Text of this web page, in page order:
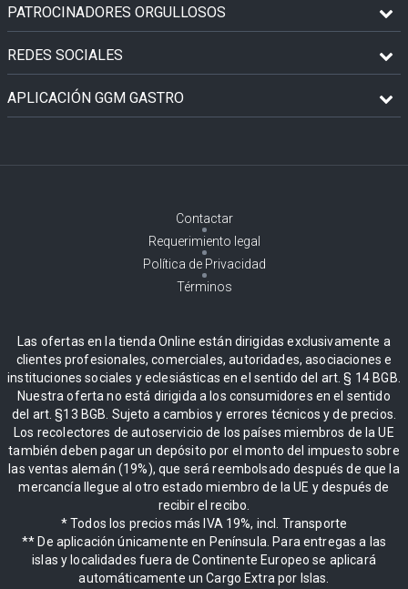
PATROCINADORES ORGULLOSOS
REDES SOCIALES
APLICACIÓN GGM GASTRO
Contactar
Requerimiento legal
Política de Privacidad
Términos
Las ofertas en la tienda Online están dirigidas exclusivamente a
clientes profesionales, comerciales, autoridades, asociaciones e
instituciones sociales y eclesiásticas en el sentido del art. § 14 BGB.
Nuestra oferta no está dirigida a los consumidores en el sentido
del art. §13 BGB. Sujeto a cambios y errores técnicos y de precios.
Los recolectores de autoservicio de los países miembros de la UE
también deben pagar un depósito por el monto del impuesto sobre
las ventas alemán (19%), que será reembolsado después de que la
mercancía llegue al otro estado miembro de la UE y después de
recibir el recibo.
* Todos los precios más IVA 19%, incl. Transporte
** De aplicación únicamente en Península. Para entregas a las
islas y localidades fuera de Continente Europeo se aplicará
automáticamente un Cargo Extra por Islas.